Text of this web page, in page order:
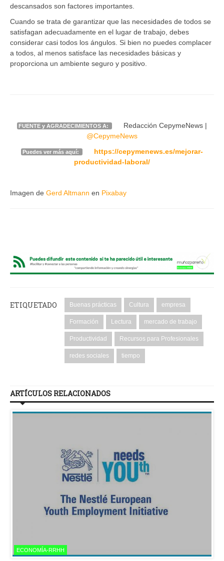
descansados son factores importantes.
Cuando se trata de garantizar que las necesidades de todos se
satisfagan adecuadamente en el lugar de trabajo, debes
considerar casi todos los ángulos. Si bien no puedes complacer
a todos, al menos satisface las necesidades básicas y
proporciona un ambiente seguro y positivo.
FUENTE y AGRADECIMIENTOS A:
Redacción CepymeNews |
@CepymeNews
Puedes ver más aquí:
https://cepymenews.es/mejorar-
productividad-laboral/
Imagen de Gerd Altmann en Pixabay
ETIQUETADO Buenas prácticas Cultura empresa
Formación Lectura mercado de trabajo
Productividad Recursos para Profesionales
redes sociales tiempo
ARTÍCULOS RELACIONADOS
ECONOMÍA-RRHH